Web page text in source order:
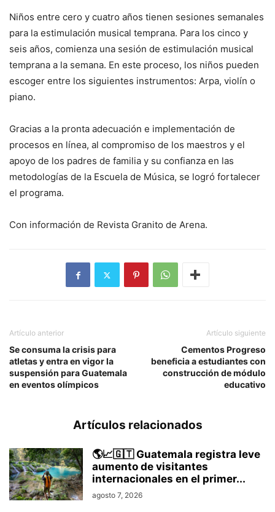
Niños entre cero y cuatro años tienen sesiones semanales
para la estimulación musical temprana. Para los cinco y
seis años, comienza una sesión de estimulación musical
temprana a la semana. En este proceso, los niños pueden
escoger entre los siguientes instrumentos: Arpa, violín o
piano.
Gracias a la pronta adecuación e implementación de
procesos en línea, al compromiso de los maestros y el
apoyo de los padres de familia y su confianza en las
metodologías de la Escuela de Música, se logró fortalecer
el programa.
Con información de Revista Granito de Arena.
Artículo anterior
Se consuma la crisis para
atletas y entra en vigor la
suspensión para Guatemala
en eventos olímpicos
Artículo siguiente
Cementos Progreso
beneficia a estudiantes con
construcción de módulo
educativo
Artículos relacionados
🌎📈🇬🇹 Guatemala registra leve
aumento de visitantes
internacionales en el primer...
agosto 7, 2026